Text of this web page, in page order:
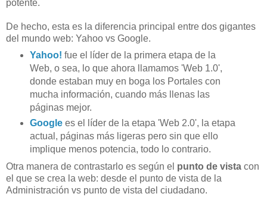
potente.
De hecho, esta es la diferencia principal entre dos gigantes
del mundo web: Yahoo vs Google.
Yahoo! fue el líder de la primera etapa de la
Web, o sea, lo que ahora llamamos 'Web 1.0',
donde estaban muy en boga los Portales con
mucha información, cuando más llenas las
páginas mejor.
Googlees el líder de la etapa 'Web 2.0', la etapa
actual, páginas más ligeras pero sin que ello
implique menos potencia, todo lo contrario.
Otra manera de contrastarlo es según el punto de vista con
el que se crea la web: desde el punto de vista de la
Administración vs punto de vista del ciudadano.